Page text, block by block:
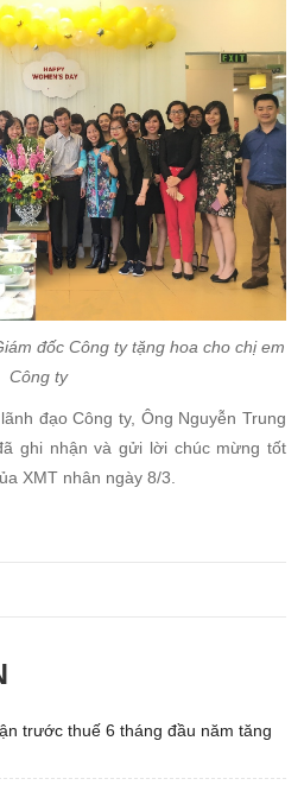
đốc Công ty tặng hoa cho chị em
Công ty
đạo Công ty, Ông Nguyễn Trung
ghi nhận và gửi lời chúc mừng tốt
XMT nhân ngày 8/3.
trước thuế 6 tháng đầu năm tăng